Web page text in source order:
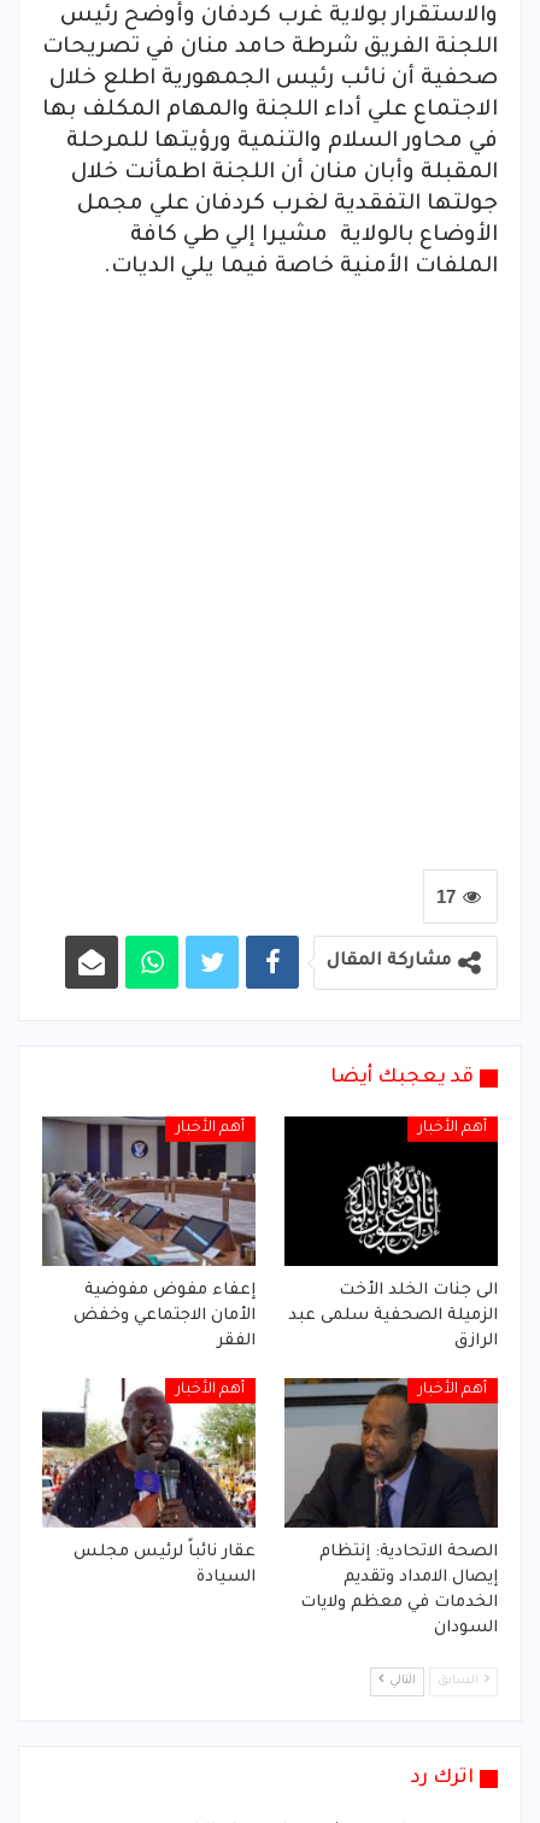
والاستقرار بولاية غرب كردفان وأوضح رئيس
اللجنة الفريق شرطة حامد منان في تصريحات
صحفية أن نائب رئيس الجمهورية اطلع خلال
الاجتماع علي أداء اللجنة والمهام المكلف بها
في محاور السلام والتنمية ورؤيتها للمرحلة
المقبلة وأبان منان أن اللجنة اطمأنت خلال
جولتها التفقدية لغرب كردفان علي مجمل
الأوضاع بالولاية مشيرا إلي طي كافة
الملفات الأمنية خاصة فيما يلي الديات.
17
مشاركة المقال
قد يعجبك أيضا
أهم الأخبار
الى جنات الخلد الأخت
الزميلة الصحفية سلمى عبد
الرازق
أهم الأخبار
إعفاء مفوض مفوضية
الأمان الاجتماعي وخفض
الفقر
أهم الأخبار
الصحة الاتحادية: إنتظام
إيصال الامداد وتقديم
الخدمات في معظم ولايات
السودان
أهم الأخبار
عقار نائباً لرئيس مجلس
السيادة
السابق التالي
اترك رد